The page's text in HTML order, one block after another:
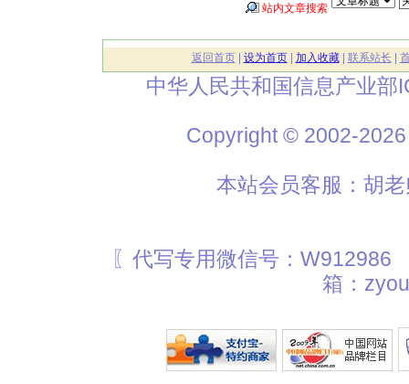
站内文章搜索
返回首页| 设为首页| 加入收藏| 联系站长
中华人民共和国信息产业部
Copyright © 2002-
本站会员客服：胡
〖代写专用微信号：
箱：